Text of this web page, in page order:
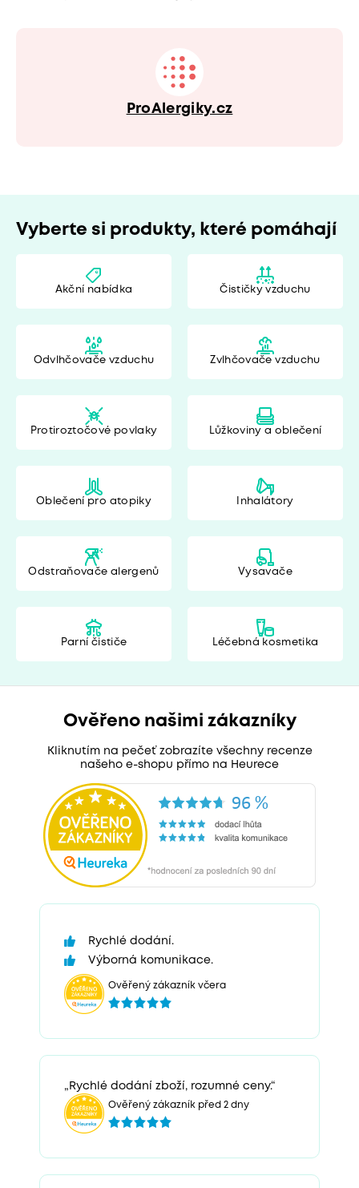
ProAlergiky.cz
Vyberte si produkty, které pomáhají
Akční nabídka Čističky vzduchu
Odvlhčovače vzduchu Zvlhčovače vzduchu
Protiroztočové povlaky Lůžkoviny a oblečení
Oblečení pro atopiky Inhalátory
Odstraňovače alergenů Vysavače
Parní čističe Léčebná kosmetika
Ověřeno našimi zákazníky
Kliknutím na pečeť zobrazíte všechny recenze
našeho e-shopu přímo na Heurece
Rychlé dodání.
Výborná komunikace.
Ověřený zákazník včera
„Rychlé dodání zboží, rozumné ceny.“
Ověřený zákazník před 2 dny